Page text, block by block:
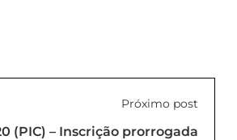
Próximo post
(PIC) – Inscrição prorrogada